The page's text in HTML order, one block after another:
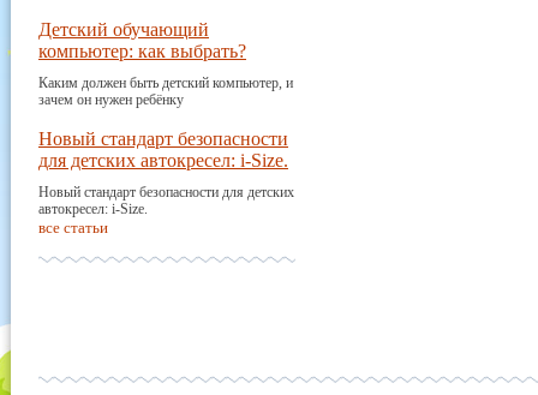
Детский обучающий
компьютер: как выбрать?
Каким должен быть детский компьютер, и
зачем он нужен ребёнку
Новый стандарт безопасности
для детских автокресел: i-Size.
Новый стандарт безопасности для детских
автокресел: i-Size.
все статьи